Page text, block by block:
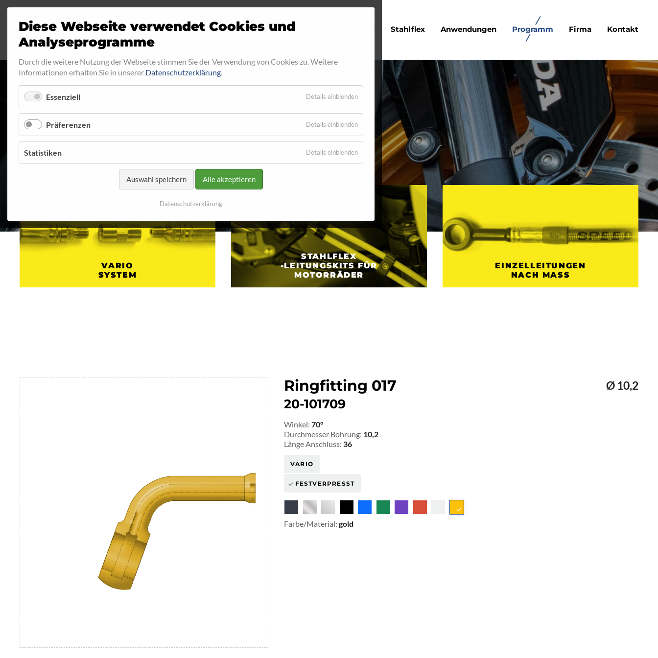
überspringen
Startseite Stahlflex Anwendungen Programm Firma Kontakt
RINGFITTING 017
Startseite Programm Ringfitting Ringfitting 017
VARIO
SYSTEM
STAHLFLEX
-LEITUNGSKITS FÜR
MOTORRÄDER
EINZELLEITUNGEN
NACH MASS
Ringfitting 017
20-101709
Ø 10,2
Winkel: 70°
Durchmesser Bohrung: 10,2
Länge Anschluss: 36
VARIO
FESTVERPRESST
Farbe/Material: gold
Diese Webseite verwendet Cookies und
Analyseprogramme
Durch die weitere Nutzung der Webseite stimmen Sie der Verwendung von Cookies zu. Weitere
Informationen erhalten Sie in unserer Datenschutzerklärung.
Essenziell Details einblenden
Präferenzen Details einblenden
Statistiken Details einblenden
Auswahl speichern Alle akzeptieren
Datenschutzerklärung